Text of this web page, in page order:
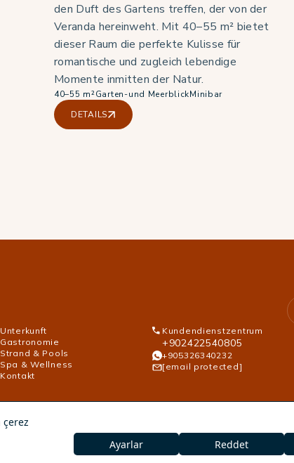
den Duft des Gartens treffen, der von der
Veranda hereinweht. Mit 40–55 m² bietet
dieser Raum die perfekte Kulisse für
romantische und zugleich lebendige
Momente inmitten der Natur.
40–55 m²Garten-und MeerblickMinibar
DETAILS
Unterkunft
Gastronomie
Strand & Pools
Spa & Wellness
Kontakt
Kundendienstzentrum
+902422540805
+905326340232
[email protected]